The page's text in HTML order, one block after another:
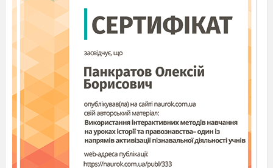
майстерно перефарбує листя і траву у всі
відтінки жовтого, багряного, коричневого.
Спробуймо і ми з дітками відтворити чарівний
світ осінньої казки на папері за допомогою
фарб та різних підручнтх засобів. Це зовсім не
складно. Ось кілька доступних, простих технік.
Матеріал підібрано з метою
урізноманітнення уроку образотворчого
мистецтва. Так як не всім діткам цікаво